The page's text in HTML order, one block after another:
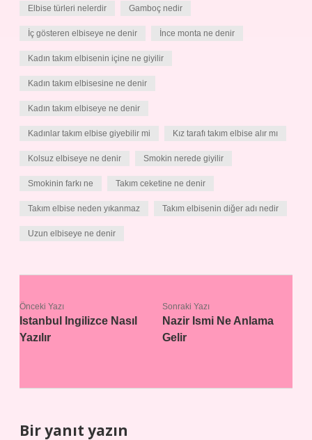
Elbise türleri nelerdir Gamboç nedir
İç gösteren elbiseye ne denir İnce monta ne denir
Kadın takım elbisenin içine ne giyilir
Kadın takım elbisesine ne denir
Kadın takım elbiseye ne denir
Kadınlar takım elbise giyebilir mi Kız tarafı takım elbise alır mı
Kolsuz elbiseye ne denir Smokin nerede giyilir
Smokinin farkı ne Takım ceketine ne denir
Takım elbise neden yıkanmaz Takım elbisenin diğer adı nedir
Uzun elbiseye ne denir
Önceki Yazı
Istanbul Ingilizce Nasıl
Yazılır
Sonraki Yazı
Nazir Ismi Ne Anlama
Gelir
Bir yanıt yazın